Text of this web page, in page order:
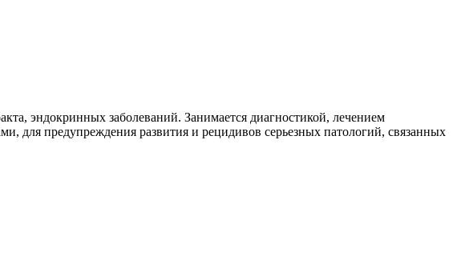
эндокринных заболеваний. Занимается диагностикой, лечением
для предупреждения развития и рецидивов серьезных патологий, связанных